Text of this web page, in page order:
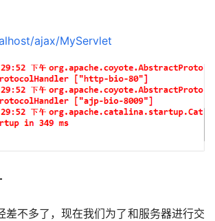
ajax/MyServlet
差不多了，现在我们为了和服务器进行交